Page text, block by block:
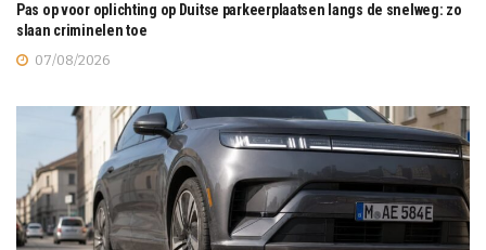
Pas op voor oplichting op Duitse parkeerplaatsen langs de snelweg: zo
slaan criminelen toe
07/08/2026